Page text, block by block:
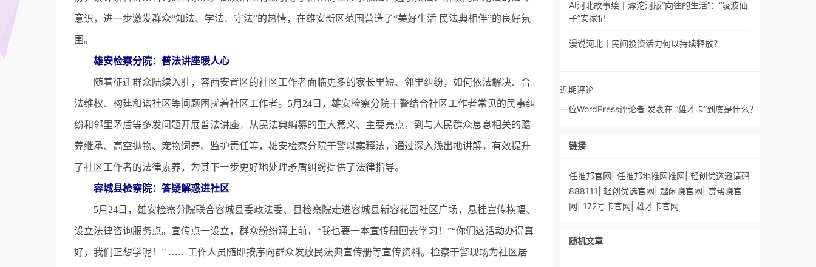
意识，进一步激发群众“知法、学法、守法”的热情，在雄安新区范围营造了“美好生活 民法典相伴”的良好氛
围。
雄安检察分院：普法讲座暖人心
随着征迁群众陆续入驻，容西安置区的社区工作者面临更多的家长里短、邻里纠纷，如何依法解决、合
法维权、构建和谐社区等问题困扰着社区工作者。5月24日，雄安检察分院干警结合社区工作者常见的民事纠
纷和邻里矛盾等多发问题开展普法讲座。从民法典编纂的重大意义、主要亮点，到与人民群众息息相关的赡
养继承、高空抛物、宠物饲养、监护责任等，雄安检察分院干警以案释法，通过深入浅出地讲解，有效提升
了社区工作者的法律素养，为其下一步更好地处理矛盾纠纷提供了法律指导。
容城县检察院：答疑解惑进社区
5月24日，雄安检察分院联合容城县委政法委、县检察院走进容城县新容花园社区广场，悬挂宣传横幅、
设立法律咨询服务点。宣传点一设立，群众纷纷涌上前，“我也要一本宣传册回去学习！”“你们这活动办得真
好，我们正想学呢！” ……工作人员随即按序向群众发放民法典宣传册等宣传资料。检察干警现场为社区居
AI河北故事绘丨滹沱河版“向往的生活”：“凌波仙
子”安家记
漫说河北丨民间投资活力何以持续释放？
近期评论
一位WordPress评论者 发表在 “雄才卡”到底是什么？
链接
任推邦官网 任推邦地推网推网 轻创优选邀请码
888111
轻创优选官网 趣闲赚官网
赏帮赚官
网
172号卡官网 雄才卡官网
随机文章